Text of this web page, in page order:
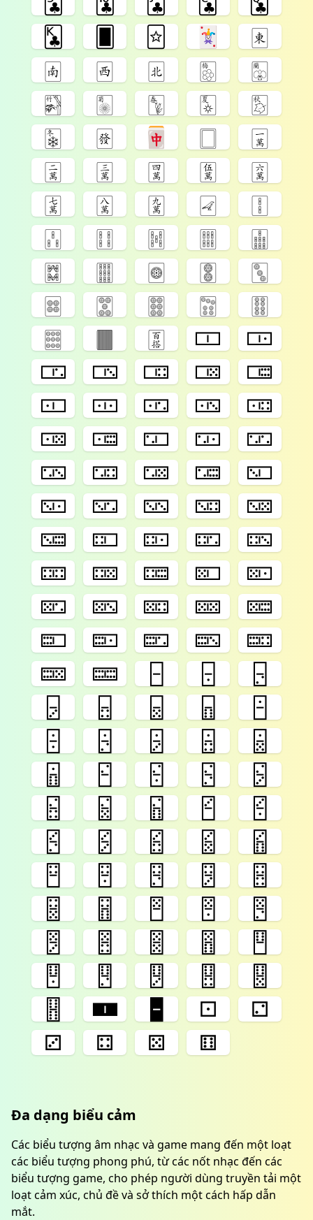
🃞
🂠 🃟 🃏
🀀
🀁
🀂 🀃 🀢
🀣
🀤
🀥 🀦 🀧
🀨
🀩
🀅 🀄 🀆
🀇
🀈
🀉 🀊 🀋
🀌
🀍
🀎 🀏 🀐
🀑
🀒
🀓 🀔 🀕
🀖
🀗
🀘 🀙 🀚
🀛
🀜
🀝 🀞 🀟
🀠
🀡
🀫 🀪 🀱
🀲
🀳
🀴 🀵 🀶
🀷
🀸
🀹 🀺 🀻
🀼
🀽
🀾 🀿 🁀
🁁
🁂
🁃 🁄 🁅
🁆
🁇
🁈 🁉 🁊
🁋
🁌
🁍 🁎 🁏
🁐
🁑
🁒 🁓 🁔
🁕
🁖
🁗 🁘 🁙
🁚
🁛
🁜 🁝 🁞
🁟
🁠
🁡 🁣 🁤
🁥
🁦
🁧 🁨 🁩
🁪
🁫
🁬 🁭 🁮
🁯
🁰
🁱 🁲 🁳
🁴
🁵
🁶 🁷 🁸
🁹
🁺
🁻 🁼 🁽
🁾
🁿
🂀 🂁 🂂
🂃
🂄
🂅 🂆 🂇
🂈
🂉
🂊 🂋 🂌
🂍
🂎
🂏 🂐 🂑
🂒
🂓
🀰 🁢 ⚀
⚁
⚂
⚃ ⚄ ⚅
Đa dạng biểu cảm
Các biểu tượng âm nhạc và game mang đến một loạt
các biểu tượng phong phú, từ các nốt nhạc đến các
biểu tượng game, cho phép người dùng truyền tải một
loạt cảm xúc, chủ đề và sở thích một cách hấp dẫn
mắt.